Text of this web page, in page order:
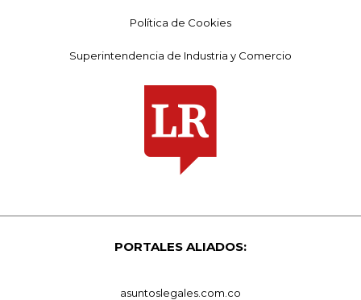
Política de Cookies
Superintendencia de Industria y Comercio
PORTALES ALIADOS:
asuntoslegales.com.co